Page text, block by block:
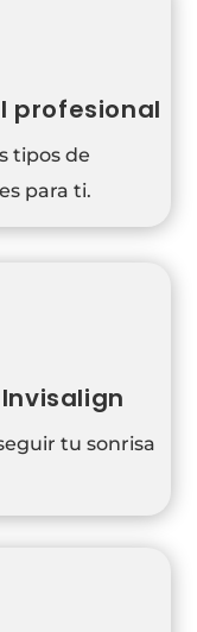
profesional
tipos de
para ti.
tu sonrisa